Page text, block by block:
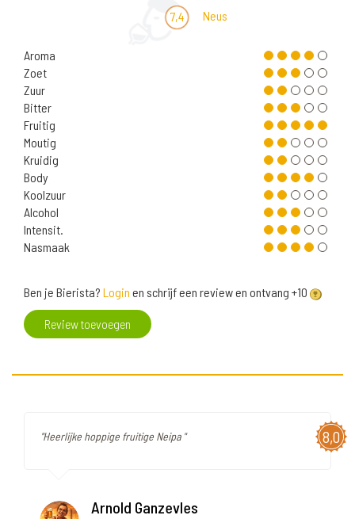
7,4 Neus
Aroma
Zoet
Zuur
Bitter
Fruitig
Moutig
Kruidig
Body
Koolzuur
Alcohol
Intensit.
Nasmaak
Ben je Bierista? Login en schrijf een review en ontvang +10
Review toevoegen
8,0
"Heerlijke hoppige fruitige Neipa "
Arnold Ganzevles